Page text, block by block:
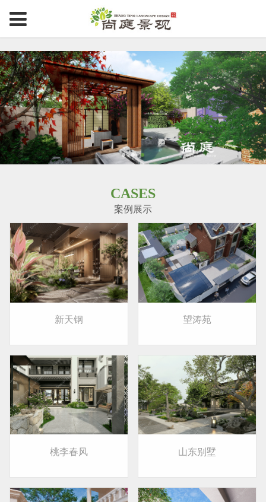
CASES
案例展示
新天钢 望涛苑
桃李春风 山东别墅